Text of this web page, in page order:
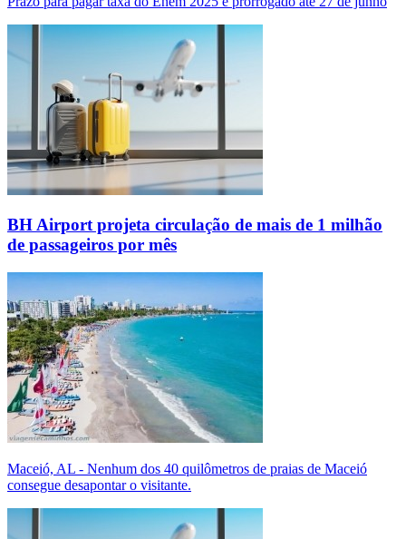
BH Airport projeta circulação de mais de 1 milhão
de passageiros por mês
Maceió, AL - Nenhum dos 40 quilômetros de praias de Maceió
consegue desapontar o visitante.